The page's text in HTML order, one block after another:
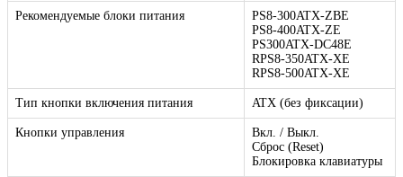
Рекомендуемые блоки питания
PS8-300ATX-ZBE
PS8-400ATX-ZE
PS300ATX-DC48E
RPS8-350ATX-XE
RPS8-500ATX-XE
Тип кнопки включения питания ATX (без фиксации)
Кнопки управления
Вкл. / Выкл.
Сброс (Reset)
Блокировка клавиатуры